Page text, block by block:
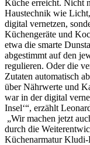
Küche erreicht. Nicht
Haustechnik wie
digital vernetzen,
Küchengeräte und
etwa die smarte
abgestimmt auf den
regulieren. Oder die
Zutaten automatisch
über Nährwerte und
war in der digital
Insel‘“, erzählt
„Wir machen jetzt
durch die
Küchenarmatur